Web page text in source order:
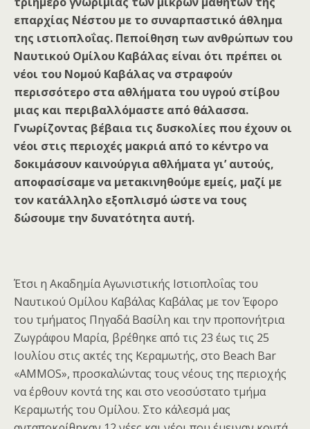
επαρχίας Νέστου με το συναρπαστικό άθλημα
της ιστιοπλοΐας. Πεποίθηση των ανθρώπων του
Ναυτικού Ομίλου Καβάλας είναι ότι πρέπει οι
νέοι του Νομού Καβάλας να στραφούν
περισσότερο στα αθλήματα του υγρού στίβου
μιας και περιβαλλόμαστε από θάλασσα.
Γνωρίζοντας βέβαια τις δυσκολίες που έχουν οι
νέοι στις περιοχές μακριά από το κέντρο να
δοκιμάσουν καινούργια αθλήματα γι’ αυτούς,
αποφασίσαμε να μετακινηθούμε εμείς, μαζί με
τον κατάλληλο εξοπλισμό ώστε να τους
δώσουμε την δυνατότητα αυτή.
Έτσι η Ακαδημία Αγωνιστικής Ιστιοπλοΐας του
Ναυτικού Ομίλου Καβάλας Καβάλας με τον Έφορο
του τμήματος Πηγαδά Βασίλη και την προπονήτρια
Ζωγράφου Μαρία, βρέθηκε από τις 23 έως τις 25
Ιουλίου στις ακτές της Κεραμωτής, στο Beach Bar
«AMMOS», προσκαλώντας τους νέους της περιοχής
να έρθουν κοντά της και στο νεοσύστατο τμήμα
Κεραμωτής του Ομίλου. Στο κάλεσμά μας